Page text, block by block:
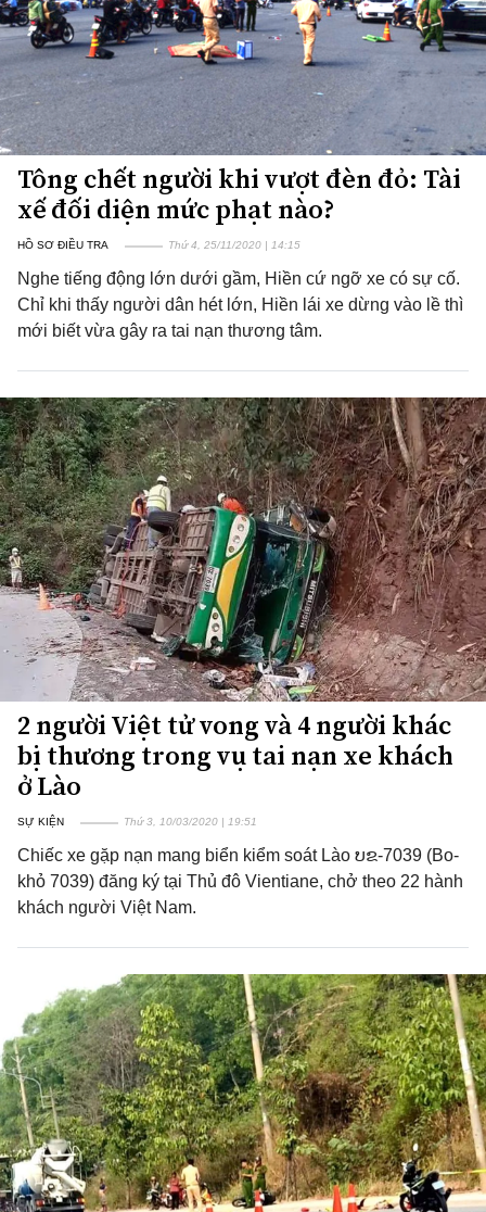
Tông chết người khi vượt đèn đỏ: Tài
xế đối diện mức phạt nào?
HỒ SƠ ĐIỀU TRA Thứ 4, 25/11/2020 | 14:15
Nghe tiếng động lớn dưới gầm, Hiền cứ ngỡ xe có sự cố.
Chỉ khi thấy người dân hét lớn, Hiền lái xe dừng vào lề thì
mới biết vừa gây ra tai nạn thương tâm.
2 người Việt tử vong và 4 người khác
bị thương trong vụ tai nạn xe khách
ở Lào
SỰ KIỆN Thứ 3, 10/03/2020 | 19:51
Chiếc xe gặp nạn mang biển kiểm soát Lào ບຂ-7039 (Bo-
khỏ 7039) đăng ký tại Thủ đô Vientiane, chở theo 22 hành
khách người Việt Nam.